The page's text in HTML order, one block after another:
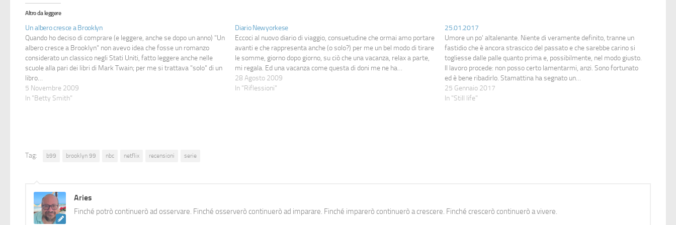
Altro da leggere
Un albero cresce a Brooklyn
Quando ho deciso di comprare (e leggere, anche se dopo un anno) "Un
albero cresce a Brooklyn" non avevo idea che fosse un romanzo
considerato un classico negli Stati Uniti, fatto leggere anche nelle
scuole alla pari dei libri di Mark Twain; per me si trattava "solo" di un
libro…
5 Novembre 2009
In "Betty Smith"
Diario Newyorkese
Eccoci al nuovo diario di viaggio, consuetudine che ormai amo portare
avanti e che rappresenta anche (o solo?) per me un bel modo di tirare
le somme, giorno dopo giorno, su ciò che una vacanza, relax a parte,
mi regala. Ed una vacanza come questa di doni me ne ha…
28 Agosto 2009
In "Riflessioni"
25.01.2017
Umore un po' altalenante. Niente di veramente definito, tranne un
fastidio che è ancora strascico del passato e che sarebbe carino si
togliesse dalle palle quanto prima e, possibilmente, nel modo giusto.
Il lavoro procede: non posso certo lamentarmi, anzi. Sono fortunato
ed è bene ribadirlo. Stamattina ha segnato un…
25 Gennaio 2017
In "Still life"
Tag: b99 brooklyn 99 nbc netflix recensioni serie
Aries
Finché potrò continuerò ad osservare. Finché osserverò continuerò ad imparare. Finché imparerò continuerò a crescere. Finché crescerò continuerò a vivere.